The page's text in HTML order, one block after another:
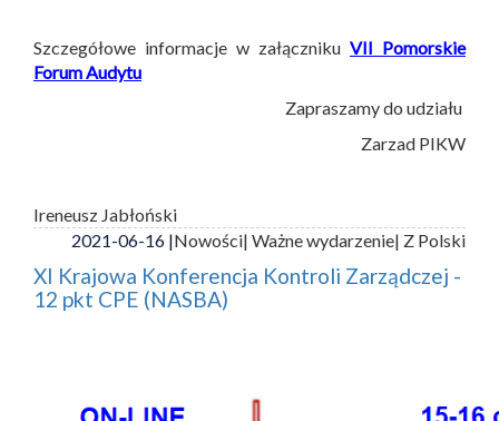
Szczegółowe informacje w załączniku VII Pomorskie
Forum Audytu
Zapraszamy do udziału
Zarzad PIKW
Ireneusz Jabłoński
2021-06-16 |Nowości| Ważne wydarzenie| Z Polski
XI Krajowa Konferencja Kontroli Zarządczej -
12 pkt CPE (NASBA)